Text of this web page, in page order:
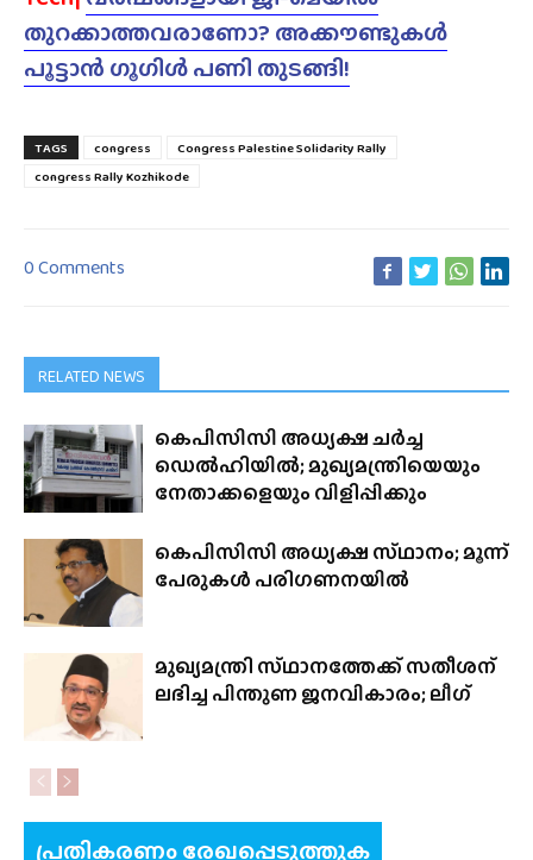
തുറക്കാത്തവരാണോ? അക്കൗണ്ടുകൾ
പൂട്ടാൻ ഗൂഗിൾ പണി തുടങ്ങി!
TAGS congress
Congress Palestine Solidarity Rally
congress Rally Kozhikode
0 Comments
RELATED NEWS
കെപിസിസി അധ്യക്ഷ ചർച്ച
ഡെൽഹിയിൽ; മുഖ്യമന്ത്രിയെയും
നേതാക്കളെയും വിളിപ്പിക്കും
കെപിസിസി അധ്യക്ഷ സ്‌ഥാനം; മൂന്ന്
പേരുകൾ പരിഗണനയിൽ
മുഖ്യമന്ത്രി സ്‌ഥാനത്തേക്ക്‌ സതീശന്
ലഭിച്ച പിന്തുണ ജനവികാരം; ലീഗ്
പ്രതികരണം രേഖപ്പെടുത്തുക